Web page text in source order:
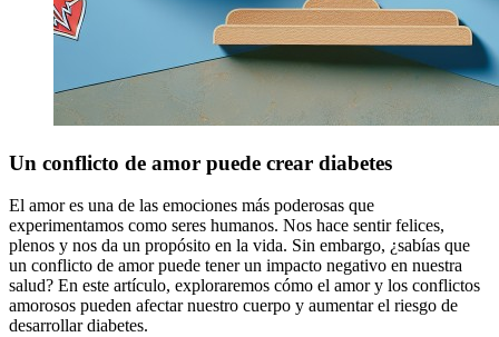
Un conflicto de amor puede crear diabetes
El amor es una de las emociones más poderosas que
experimentamos como seres humanos. Nos hace sentir felices,
plenos y nos da un propósito en la vida. Sin embargo, ¿sabías que
un conflicto de amor puede tener un impacto negativo en nuestra
salud? En este artículo, exploraremos cómo el amor y los conflictos
amorosos pueden afectar nuestro cuerpo y aumentar el riesgo de
desarrollar diabetes.